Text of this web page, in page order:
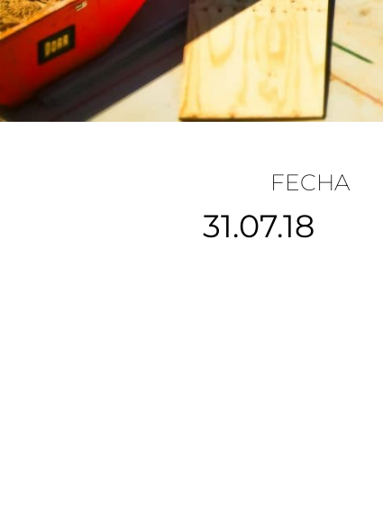
FECHA
31.07.18